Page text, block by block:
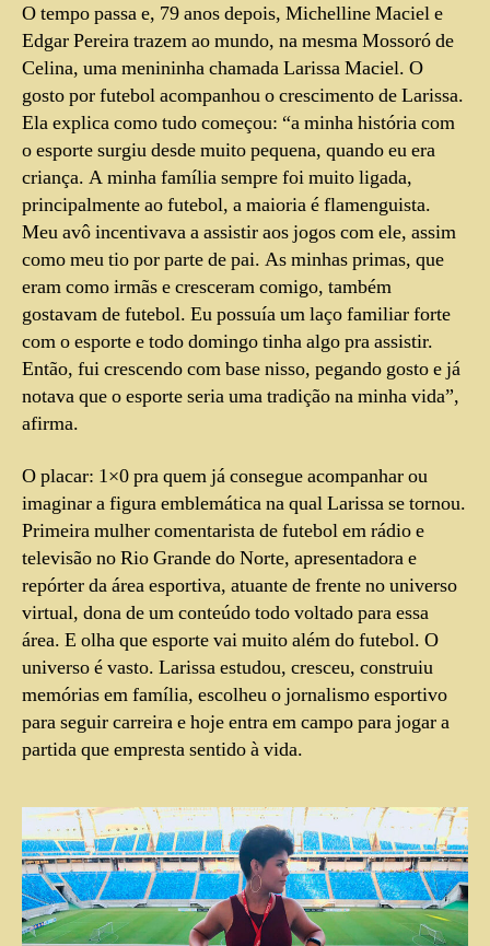
O tempo passa e, 79 anos depois, Michelline Maciel e
Edgar Pereira trazem ao mundo, na mesma Mossoró de
Celina, uma menininha chamada Larissa Maciel. O
gosto por futebol acompanhou o crescimento de Larissa.
Ela explica como tudo começou: “a minha história com
o esporte surgiu desde muito pequena, quando eu era
criança. A minha família sempre foi muito ligada,
principalmente ao futebol, a maioria é flamenguista.
Meu avô incentivava a assistir aos jogos com ele, assim
como meu tio por parte de pai. As minhas primas, que
eram como irmãs e cresceram comigo, também
gostavam de futebol. Eu possuía um laço familiar forte
com o esporte e todo domingo tinha algo pra assistir.
Então, fui crescendo com base nisso, pegando gosto e já
notava que o esporte seria uma tradição na minha vida”,
afirma.
O placar: 1×0 pra quem já consegue acompanhar ou
imaginar a figura emblemática na qual Larissa se tornou.
Primeira mulher comentarista de futebol em rádio e
televisão no Rio Grande do Norte, apresentadora e
repórter da área esportiva, atuante de frente no universo
virtual, dona de um conteúdo todo voltado para essa
área. E olha que esporte vai muito além do futebol. O
universo é vasto. Larissa estudou, cresceu, construiu
memórias em família, escolheu o jornalismo esportivo
para seguir carreira e hoje entra em campo para jogar a
partida que empresta sentido à vida.